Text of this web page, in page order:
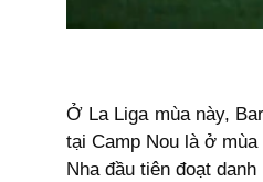
Ở La Liga mùa này,
tại Camp Nou là ở
Nha đầu tiên đoạt